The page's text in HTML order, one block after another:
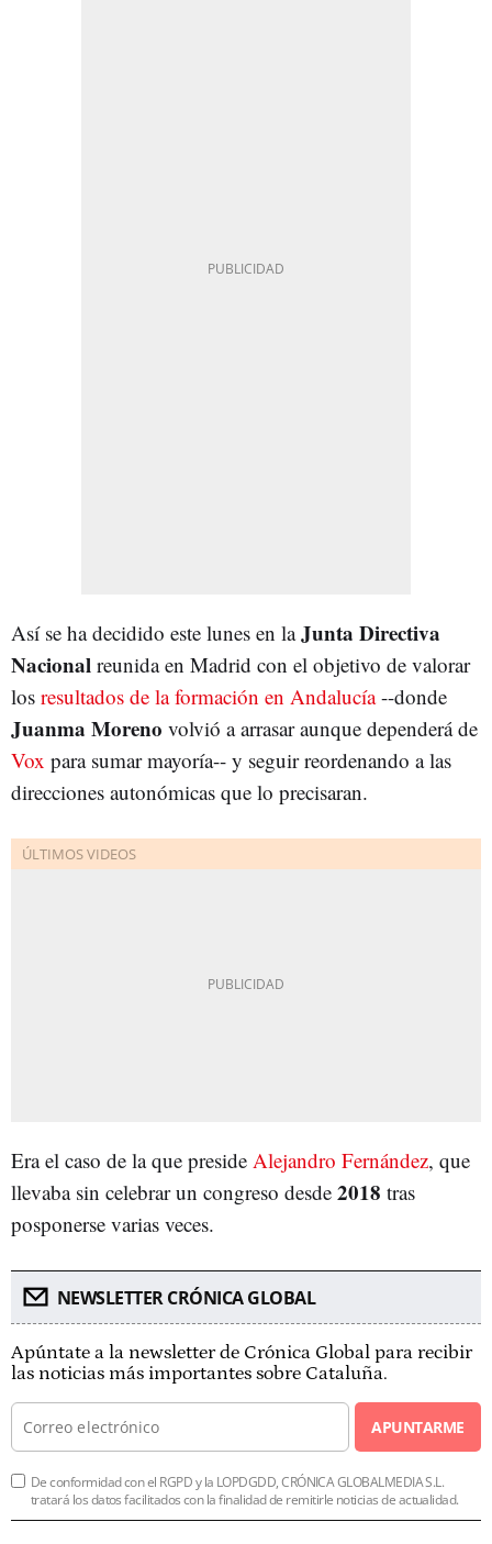
Así se ha decidido este lunes en laJunta Directiva
Nacional reunida en Madrid con el objetivo de valorar
los resultados de la formación en Andalucía--donde
Juanma Moreno volvió a arrasar aunque dependerá de
Vox para sumar mayoría-- y seguir reordenando a las
direcciones autonómicas que lo precisaran.
Era el caso de la que preside Alejandro Fernández, que
llevaba sin celebrar un congreso desde 2018 tras
posponerse varias veces.
NEWSLETTER CRÓNICA GLOBAL
Apúntate a la newsletter de Crónica Global para recibir
las noticias más importantes sobre Cataluña.
APUNTARME
De conformidad con el RGPD y la LOPDGDD, CRÓNICA GLOBALMEDIA S.L.
tratará los datos facilitados con la finalidad de remitirle noticias de actualidad.